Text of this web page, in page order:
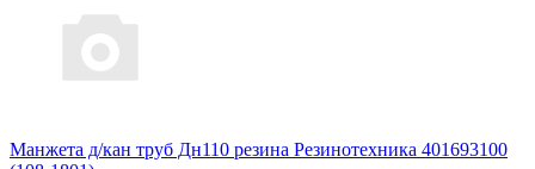
Манжета д/кан труб Дн110 резина Резинотехника 401693100